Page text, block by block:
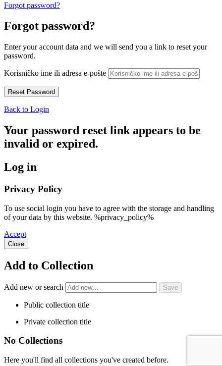
Forgot password?
Forgot password?
Enter your account data and we will send you a link to reset your
password.
Korisničko ime ili adresa e-pošte
Back to Login
Your password reset link appears to be
invalid or expired.
Log in
Privacy Policy
To use social login you have to agree with the storage and handling
of your data by this website. %privacy_policy%
Accept
Close
Add to Collection
Add new or search
Public collection title
Private collection title
No Collections
Here you'll find all collections you've created before.